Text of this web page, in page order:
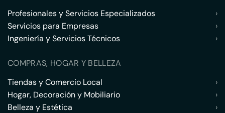
Profesionales y Servicios Especializados
›
Servicios para Empresas
›
Ingeniería y Servicios Técnicos
›
COMPRAS, HOGAR Y BELLEZA
Tiendas y Comercio Local
›
Hogar, Decoración y Mobiliario
›
Belleza y Estética
›